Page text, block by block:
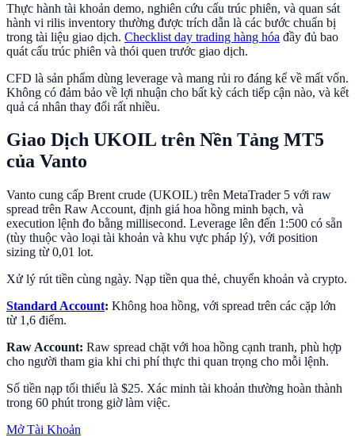
Thực hành tài khoản demo, nghiên cứu cấu trúc phiên, và quan sát
hành vi rilis inventory thường được trích dẫn là các bước chuẩn bị
trong tài liệu giao dịch. Checklist day trading hàng hóa đầy đủ bao
quát cấu trúc phiên và thói quen trước giao dịch.
CFD là sản phẩm dùng leverage và mang rủi ro đáng kể về mất vốn.
Không có đảm bảo về lợi nhuận cho bất kỳ cách tiếp cận nào, và kết
quả cá nhân thay đổi rất nhiều.
Giao Dịch UKOIL trên Nền Tảng MT5
của Vanto
Vanto cung cấp Brent crude (UKOIL) trên MetaTrader 5 với raw
spread trên Raw Account, định giá hoa hồng minh bạch, và
execution lệnh đo bằng millisecond. Leverage lên đến 1:500 có sẵn
(tùy thuộc vào loại tài khoản và khu vực pháp lý), với position
sizing từ 0,01 lot.
Xử lý rút tiền cùng ngày. Nạp tiền qua thẻ, chuyển khoản và crypto.
Standard Account: Không hoa hồng, với spread trên các cặp lớn
từ 1,6 điểm.
Raw Account: Raw spread chặt với hoa hồng cạnh tranh, phù hợp
cho người tham gia khi chi phí thực thi quan trọng cho mỗi lệnh.
Số tiền nạp tối thiểu là $25. Xác minh tài khoản thường hoàn thành
trong 60 phút trong giờ làm việc.
Mở Tài Khoản